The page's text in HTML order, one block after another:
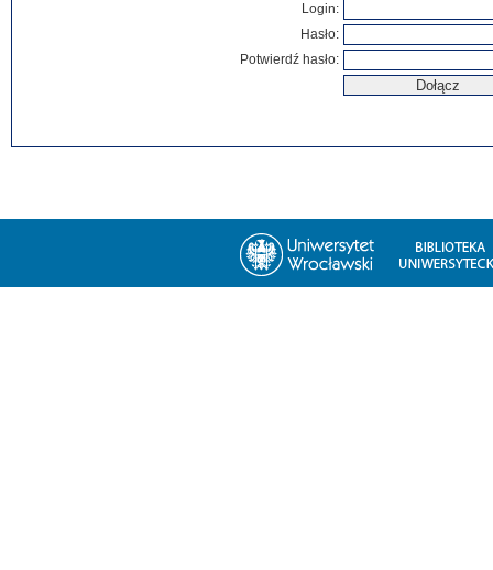
Login:
Hasło:
Potwierdź hasło: